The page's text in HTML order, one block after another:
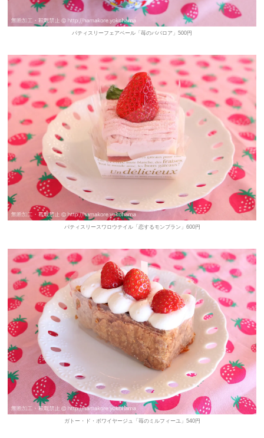
パティスリーフェアベール「苺のババロア」500円
パティスリースワロウテイル「恋するモンブラン」600円
ガトー・ド・ボワイヤージュ「苺のミルフィーユ」540円